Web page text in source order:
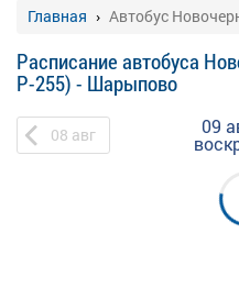
Главная Автобус
Расписание автобуса
Р-255) - Шарыпово
08 авг 09